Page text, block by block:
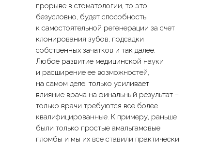
прорыве в стоматологии, то это,
безусловно, будет способность
к самостоятельной регенерации за счет
клонирования зубов, подсадки
собственных зачатков и так далее.
Любое развитие медицинской науки
и расширение ее возможностей,
на самом деле, только усиливает
влияние врача на финальный результат –
только врачи требуются все более
квалифицированные. К примеру, раньше
были только простые амальгамовые
пломбы и мы их все ставили практически